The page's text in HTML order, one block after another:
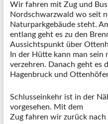
Wir fahren mit Zug und
Nordschwarzwald wo seit
Naturparkgebäude steht.
entlang geht es zu den
Aussichtspunkt über
In der Hütte kann man sein
verzehren. Danach geht es
Hagenbruck und
Schlusseinkehr ist in der
vorgesehen. Mit dem
Zug fahren wir zurück nach